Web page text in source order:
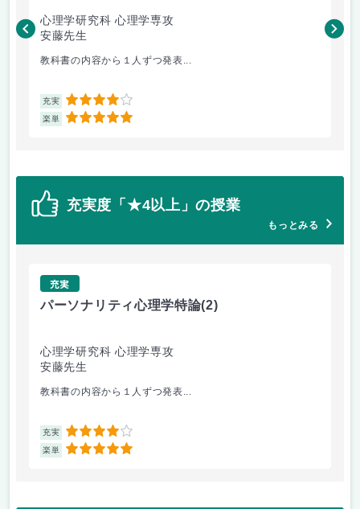
心理学研究科 心理学専攻
安藤先生
教科書の内容から１人ずつ発表...
充実 4
楽単 5
高
充実度「★4以上」の授業
もっとみる
充実
パーソナリティ心理学特論(2)
心理学研究科 心理学専攻
安藤先生
教科書の内容から１人ずつ発表...
充実 4
楽単 5